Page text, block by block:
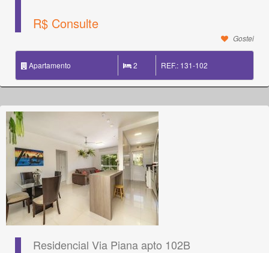
R$ Consulte
Gostei
Apartamento 2 REF.: 131-102
Residencial Via Piana apto 102B